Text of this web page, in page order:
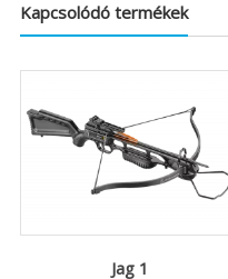
Kapcsolódó termékek
Jag 1